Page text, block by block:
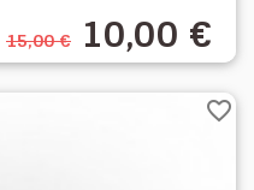
15,00 € 10,00 €
favorite_border